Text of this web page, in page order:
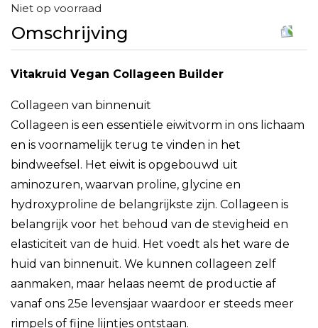
Niet op voorraad
Omschrijving
Vitakruid Vegan Collageen Builder
Collageen van binnenuit
Collageen is een essentiële eiwitvorm in ons lichaam
en is voornamelijk terug te vinden in het
bindweefsel. Het eiwit is opgebouwd uit
aminozuren, waarvan proline, glycine en
hydroxyproline de belangrijkste zijn. Collageen is
belangrijk voor het behoud van de stevigheid en
elasticiteit van de huid. Het voedt als het ware de
huid van binnenuit. We kunnen collageen zelf
aanmaken, maar helaas neemt de productie af
vanaf ons 25e levensjaar waardoor er steeds meer
rimpels of fijne lijntjes ontstaan.